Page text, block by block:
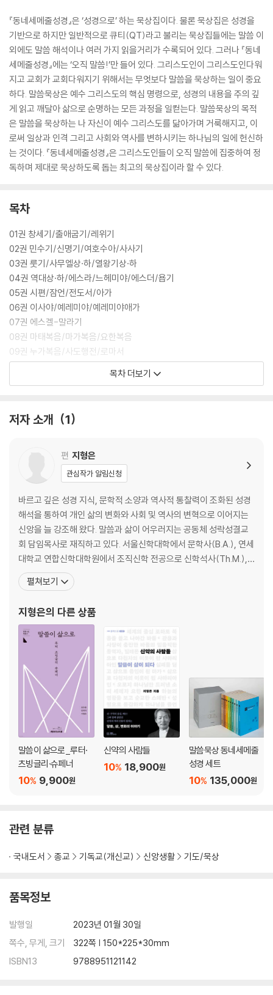
『동네세메줄성경』은 ‘성경으로’ 하는 묵상집이다. 물론 묵상집은 성경을
기반으로 하지만 일반적으로 큐티(QT)라고 불리는 묵상집들에는 말씀 이
외에도 말씀 해석이나 여러 가지 읽을거리가 수록되어 있다. 그러나 『동네
세메줄성경』에는 ‘오직 말씀!’만 들어 있다. 그리스도인이 그리스도인다워
지고 교회가 교회다워지기 위해서는 무엇보다 말씀을 묵상하는 일이 중요
하다. 말씀묵상은 예수 그리스도의 핵심 명령으로, 성경의 내용을 주의 깊
게 읽고 깨달아 삶으로 순명하는 모든 과정을 일컫는다. 말씀묵상의 목적
은 말씀을 묵상하는 나 자신이 예수 그리스도를 닮아가며 거룩해지고, 이
로써 일상과 인격 그리고 사회와 역사를 변하시키는 하나님의 일에 헌신하
는 것이다. 『동네세메줄성경』은 그리스도인들이 오직 말씀에 집중하여 정
독하며 제대로 묵상하도록 돕는 최고의 묵상집이라 할 수 있다.
목차
01권 창세기/출애굽기/레위기
02권 민수기/신명기/여호수아/사사기
03권 룻기/사무엘상·하/열왕기상·하
04권 역대상·하/에스라/느헤미야/에스더/욥기
05권 시편/잠언/전도서/아가
06권 이사야/예레미야/예레미야애가
07권 에스겔-말라기
08권 마태복음/마가복음/요한복음
09권 누가복음/사도행전/로마서
10권 고린도전·후서─요한계시록
목차 더보기
저자 소개 1
편 지형은
관심작가 알림신청
바르고 깊은 성경 지식, 문학적 소양과 역사적 통찰력이 조화된 성경
해석을 통하여 개인 삶의 변화와 사회 및 역사의 변혁으로 이어지는
신앙을 늘 강조해 왔다. 말씀과 삶이 어우러지는 공동체 성락성결교
회 담임목사로 재직하고 있다. 서울신학대학에서 문학사(B.A.), 연세
대학교 연합신학대학원에서 조직신학 전공으로 신학석사(Th.M.),
독일 보훔대학교(Ruhr Universitat Bochum)에서 교회사 및 교리
사 전공으로 신학박사(Dr.theol.) 학위를 받았다. 기독교대한성결교
장, 국회기도회 지도목사를
펼쳐보기
지형은의 다른 상품
말씀이 삶으로_루터·
츠빙글리·슈페너
9,900원
10%
신약의 사람들
18,900원
10%
말씀묵상 동네세메줄
성경 세트
135,000원
10%
관련 분류
국내도서 종교 기독교(개신교) 신앙생활 기도/묵상
품목정보
발행일
2023년 01월 30일
쪽수, 무게, 크기
322쪽 | 150*225*30mm
ISBN13
9788951121142